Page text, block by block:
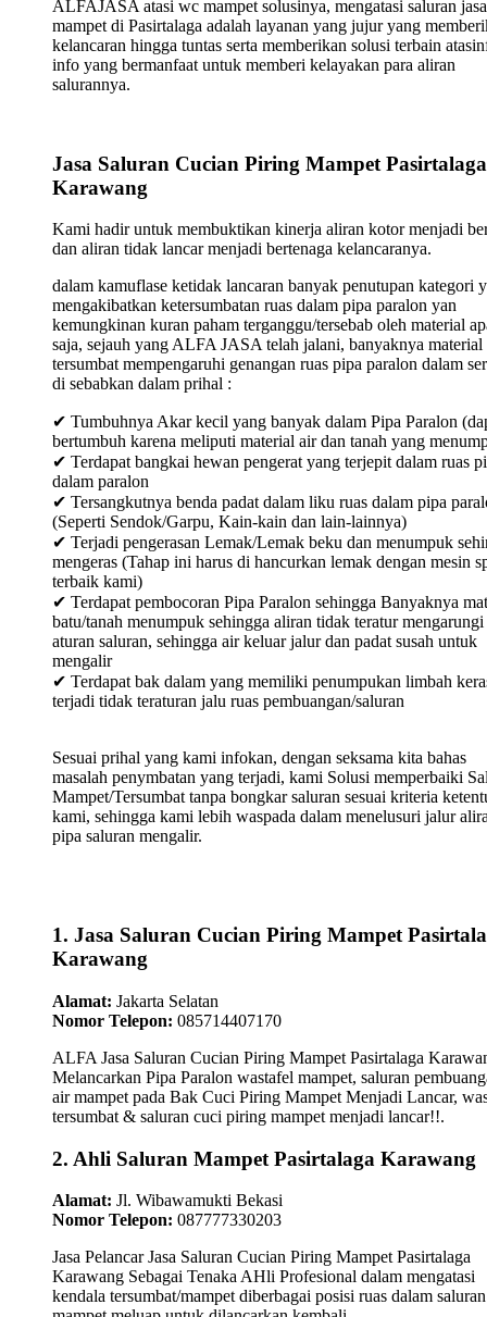
ALFAJASA atasi wc mampet solusinya, mengatasi saluran jasa
mampet di Pasirtalaga adalah layanan yang jujur yang
kelancaran hingga tuntas serta memberikan solusi terbain
info yang bermanfaat untuk memberi kelayakan para aliran
salurannya.
Jasa Saluran Cucian Piring Mampet Pasirtalaga
Karawang
Kami hadir untuk membuktikan kinerja aliran kotor menjadi
dan aliran tidak lancar menjadi bertenaga kelancaranya.
dalam kamuflase ketidak lancaran banyak penutupan kategori
mengakibatkan ketersumbatan ruas dalam pipa paralon yan
kemungkinan kuran paham terganggu/tersebab oleh material
saja, sejauh yang ALFA JASA telah jalani, banyaknya material
tersumbat mempengaruhi genangan ruas pipa paralon dalam
di sebabkan dalam prihal :
✔ Tumbuhnya Akar kecil yang banyak dalam Pipa Paralon
bertumbuh karena meliputi material air dan tanah yang
✔ Terdapat bangkai hewan pengerat yang terjepit dalam ruas
dalam paralon
✔ Tersangkutnya benda padat dalam liku ruas dalam pipa
(Seperti Sendok/Garpu, Kain-kain dan lain-lainnya)
✔ Terjadi pengerasan Lemak/Lemak beku dan menumpuk
mengeras (Tahap ini harus di hancurkan lemak dengan mesin
terbaik kami)
✔ Terdapat pembocoran Pipa Paralon sehingga Banyaknya
batu/tanah menumpuk sehingga aliran tidak teratur mengarungi
aturan saluran, sehingga air keluar jalur dan padat susah untuk
mengalir
✔ Terdapat bak dalam yang memiliki penumpukan limbah
terjadi tidak teraturan jalu ruas pembuangan/saluran
Sesuai prihal yang kami infokan, dengan seksama kita bahas
masalah penymbatan yang terjadi, kami Solusi memperbaiki
Mampet/Tersumbat tanpa bongkar saluran sesuai kriteria
kami, sehingga kami lebih waspada dalam menelusuri jalur
pipa saluran mengalir.
1. Jasa Saluran Cucian Piring Mampet
Karawang
Alamat: Jakarta Selatan
Nomor Telepon: 085714407170
ALFA Jasa Saluran Cucian Piring Mampet Pasirtalaga
Melancarkan Pipa Paralon wastafel mampet, saluran
air mampet pada Bak Cuci Piring Mampet Menjadi Lancar,
tersumbat & saluran cuci piring mampet menjadi lancar!!.
2. Ahli Saluran Mampet Pasirtalaga Karawang
Alamat: Jl. Wibawamukti Bekasi
Nomor Telepon: 087777330203
Jasa Pelancar Jasa Saluran Cucian Piring Mampet Pasirtalaga
Karawang Sebagai Tenaka AHli Profesional dalam mengatasi
kendala tersumbat/mampet diberbagai posisi ruas dalam